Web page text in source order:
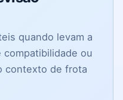
quando levam a
compatibilidade ou
contexto de frota